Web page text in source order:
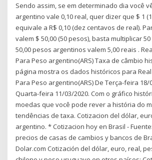
Sendo assim, se em determinado dia você
argentino vale 0,10 real, quer dizer que $ 1
equivale a R$ 0,10 (dez centavos de real).
valem $ 50,00 (50 pesos), basta multiplicar 50
50,00 pesos argentinos valem 5,00 reais .
Para Peso argentino(ARS) Taxa de câmbio
página mostra os dados históricos para Real
Para Peso argentino(ARS) De Terça-feira 18/
Quarta-feira 11/03/2020. Com o gráfico
moedas que você pode rever a história do
tendências de taxa. Cotizacion del dólar,
argentino. * Cotizacion hoy en Brasil -
precios de casas de cambios y bancos de
Dolar.com Cotización del dólar, euro, real,